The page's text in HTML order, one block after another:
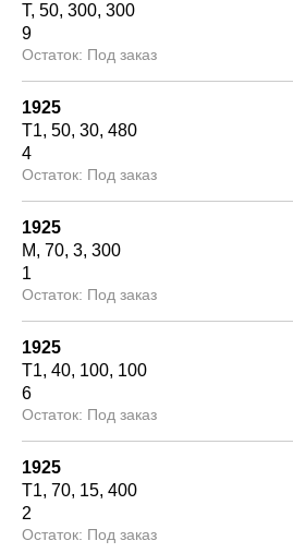
Т 50 300 300
9
Под заказ
1925
Т1 50 30 480
4
Под заказ
1925
М 70 3 300
1
Под заказ
1925
Т1 40 100 100
6
Под заказ
1925
Т1 70 15 400
2
Под заказ